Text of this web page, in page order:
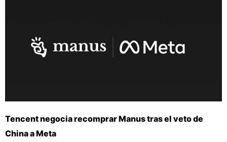
Tencent negocia recomprar Manus tras el veto de
China a Meta